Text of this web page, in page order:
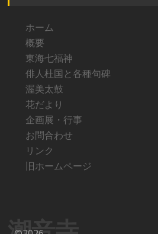
ホーム
概要
東海七福神
俳人杜国と各種句碑
渥美太鼓
花だより
企画展・行事
お問合わせ
リンク
旧ホームページ